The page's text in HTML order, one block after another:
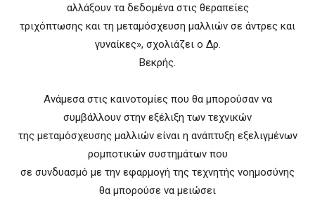
αλλάξουν τα δεδομένα στις θεραπείες
τριχόπτωσης και τη μεταμόσχευση μαλλιών σε άντρες και
γυναίκες», σχολιάζει ο Δρ.
Βεκρής.
Ανάμεσα στις καινοτομίες που θα μπορούσαν να
συμβάλλουν στην εξέλιξη των τεχνικών
της μεταμόσχευσης μαλλιών είναι η ανάπτυξη εξελιγμένων
ρομποτικών συστημάτων που
σε συνδυασμό με την εφαρμογή της τεχνητής νοημοσύνης
θα μπορούσε να μειώσει